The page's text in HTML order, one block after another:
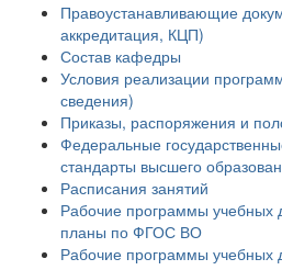
Правоустанавливающие
аккредитация, КЦП)
Состав кафедры
Условия реализации
сведения)
Приказы, распоряжения и
Федеральные
стандарты высшего
Расписания занятий
Рабочие программы учебных
планы по ФГОС ВО
Рабочие программы учебных